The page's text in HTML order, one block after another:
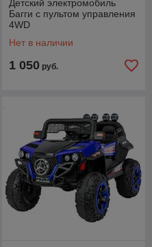
Детский электромобиль
Багги с пультом управления
4WD
Нет в наличии
1 050 руб.